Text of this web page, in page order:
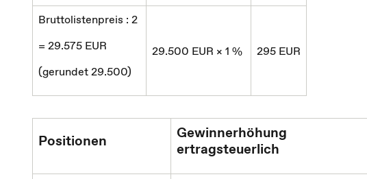
Bruttolistenpreis : 2
= 29.575 EUR
(gerundet 29.500)
29.500 EUR × 1 % 295 EUR
Positionen
Gewinnerhöhung
ertragsteuerlich